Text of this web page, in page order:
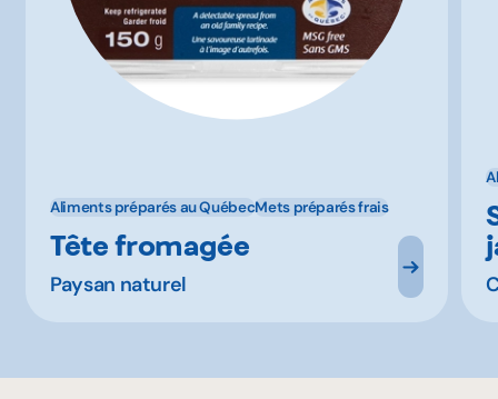
Aliments préparés au QuébecMets préparés frais
Tête fromagée
Paysan naturel